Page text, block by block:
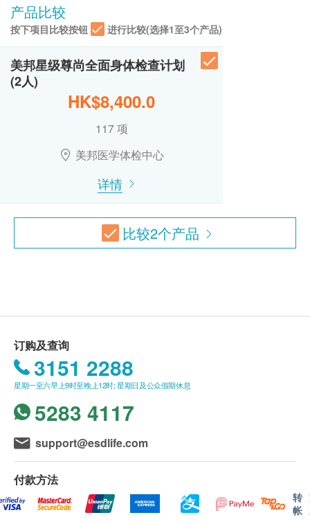
hutchgo.com HK$2500旅游礼券
$2000 AEON 礼券
体重控制指引
肥胖评估
腰臀比
内脏脂肪水平
肥胖程度
卡路里摄取量建议
低密度胆固醇
血糖
肝功能
总蛋白质
谷草转氨酶
白蛋白
球蛋白
白蛋白球蛋白比例
HK$1,700.0
B超檢查 - 乳房
常见的乳房检查，适合为任何年龄的女性
HK$ 890.0
癌症指标测试组合A
包括肝癌指标、胰脏癌指标、胃肿瘤指标、鼻咽癌肿瘤指标
检查能反映患多种心血管疾病的可能性、预测中风危险及血凝
HK$
B超檢查 - 全腹 (双人)
HK$ 1,980.0
B超檢查 - 前列腺
透过超声波描绘影像检视前列腺状况
除可检查子宫颈癌前期病变外，亦可知是否有其他妇科隐患，
HK$820.0
肝炎伸延检查
都会释放LDH，导致血清LDH浓度上升。常见的LDH
上升原因为心肌梗塞、肝脏疾病、肌肉萎缩、肝病、
贫血、白血病、肺栓塞、肺炎、癌症及骨骼疾病。
总肌酸磷激酵素
主要存在于骨骼肌、脑和心肌组织中。血浓度上升主
疾病，过度运动致肌肉拉伤，亦会致其指数升高。
- "身体成份分析仪" 不适用于以下人仕:
除颤器，人工心瓣等。
2. 骨科手术人士，如装上纲片或螺丝的人士。
(1) 有家长或监护人陪同者
在中心即场签署同意书，并出示身份证明文件，经
核实无误后可提供服务。
(2) 没有家长或监护人陪同者
由其他成年人陪同到中心，出示已签署的同意书及
B.16歳至未满18岁者：
客人自行到中心，出示已签署的同意书及签署者的
本身体检查计划有效期为12个月，客户必须于12
个月内(由确认付款日期起计)接受有关检查，客户
*疫苗注射均由注册医生/医护人员负责注射程序及此
服务隻适用于佐敦检验中心 (办公时间：星期一、三
及六；下午2时至6时)。
备注：
医生讲解报告只限旺角分店
分店查询。
如果客户已完成电话或面解服务，若再要求讲解，
需另外收取解析报告费，价钱请向美邦查询。
客户若体检后3个月内不提取报告，所有报告一律
产品比较
按下项目比较按钮 进行比较(选择1至3个产品)
美邦星级尊尚全面身体检查计划
(2人)
HK$8,400.0
117 项
美邦医学体检中心
详情
比较2个产品
订购及查询
3151 2288
星期一至六早上9时至晚上12时; 星期日及公众假期休息
5283 4117
support@esdlife.com
付款方法
转
帐